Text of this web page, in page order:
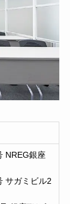
NREG銀座
サガミビル2